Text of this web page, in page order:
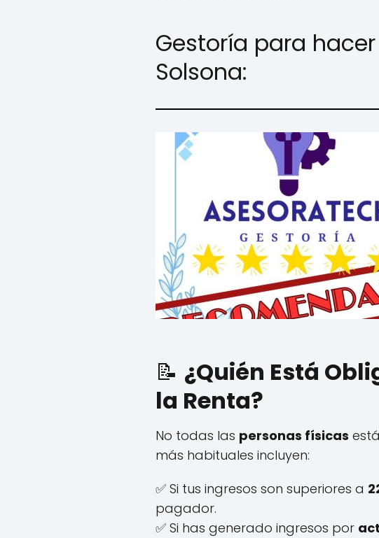
Gestoría para
Solsona:
📝 ¿Quién Está
la Renta?
No todas las personas físicas
más habituales incluyen:
✅ Si tus ingresos son superiores a
pagador.
✅ Si has generado ingresos por